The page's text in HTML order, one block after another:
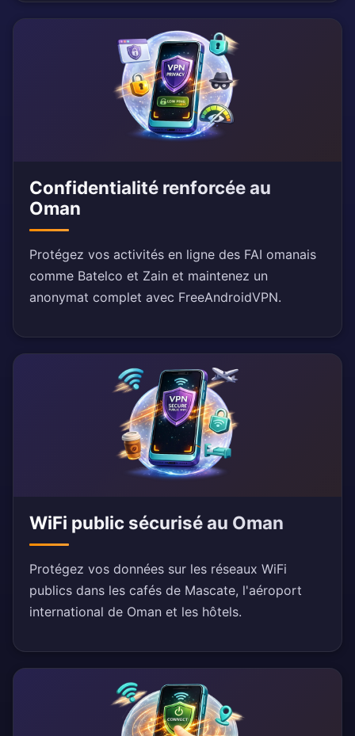
Confidentialité renforcée au
Oman
Protégez vos activités en ligne des FAI omanais
comme Batelco et Zain et maintenez un
anonymat complet avec FreeAndroidVPN.
WiFi public sécurisé au Oman
Protégez vos données sur les réseaux WiFi
publics dans les cafés de Mascate, l'aéroport
international de Oman et les hôtels.